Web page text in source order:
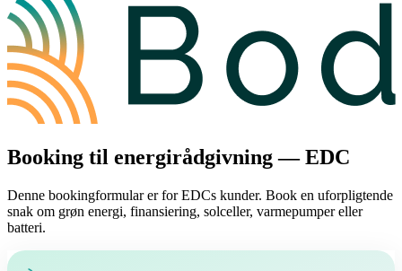
Booking til energirådgivning — EDC
Denne bookingformular er for EDCs kunder. Book en uforpligtende
snak om grøn energi, finansiering, solceller, varmepumper eller
batteri.